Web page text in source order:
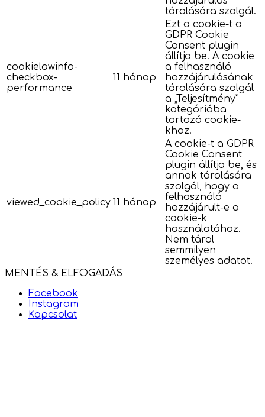
tárolására szolgál.
cookielawinfo-
checkbox-
performance
11 hónap
Ezt a cookie-t a
GDPR Cookie
Consent plugin
állítja be. A cookie
a felhasználó
hozzájárulásának
tárolására szolgál
a „Teljesítmény”
kategóriába
tartozó cookie-
khoz.
viewed_cookie_policy 11 hónap
A cookie-t a GDPR
Cookie Consent
plugin állítja be, és
annak tárolására
szolgál, hogy a
felhasználó
hozzájárult-e a
cookie-k
használatához.
Nem tárol
semmilyen
személyes adatot.
MENTÉS & ELFOGADÁS
Facebook
Instagram
Kapcsolat